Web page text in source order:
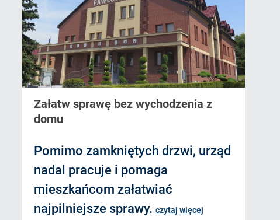
Załatw sprawę bez wychodzenia z
domu
Pomimo zamkniętych drzwi, urząd
nadal pracuje i pomaga
mieszkańcom załatwiać
najpilniejsze sprawy. czytaj więcej